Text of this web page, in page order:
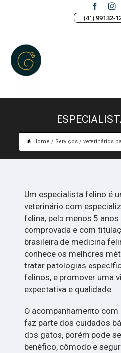
(41) 99132-
Home Serviços veterinários
Um especialista felino é
veterinário com
felina, pelo menos 5 anos
comprovada e com
brasileira de medicina
conhece os melhores
tratar patologias
felinos, e promover uma
expectativa e qualidade.
O acompanhamento
faz parte dos cuidados
dos gatos, porém pode
benéfico, cômodo e